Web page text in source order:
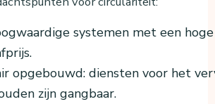
systemen met een
opgebouwd: diensten voor het
zijn gangbaar.